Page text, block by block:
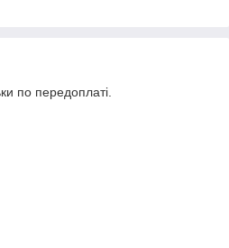
по передоплаті.